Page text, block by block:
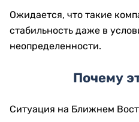
Ожидается, что такие
стабильность даже в
неопределенности.
Почему
Ситуация на Ближнем